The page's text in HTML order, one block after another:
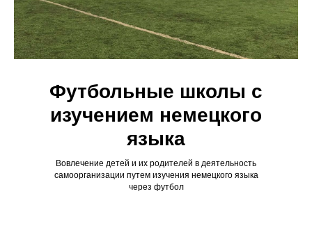
Футбольные школы с
изучением немецкого
языка
Вовлечение детей и их родителей в деятельность
самоорганизации путем изучения немецкого языка
через футбол